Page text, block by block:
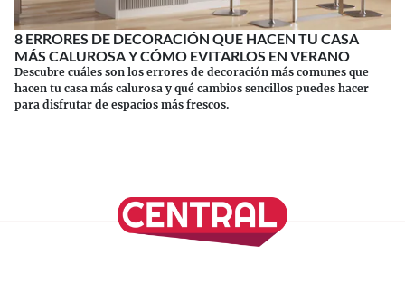
8 ERRORES DE DECORACIÓN QUE HACEN TU CASA
MÁS CALUROSA Y CÓMO EVITARLOS EN VERANO
Descubre cuáles son los errores de decoración más comunes que
hacen tu casa más calurosa y qué cambios sencillos puedes hacer
para disfrutar de espacios más frescos.